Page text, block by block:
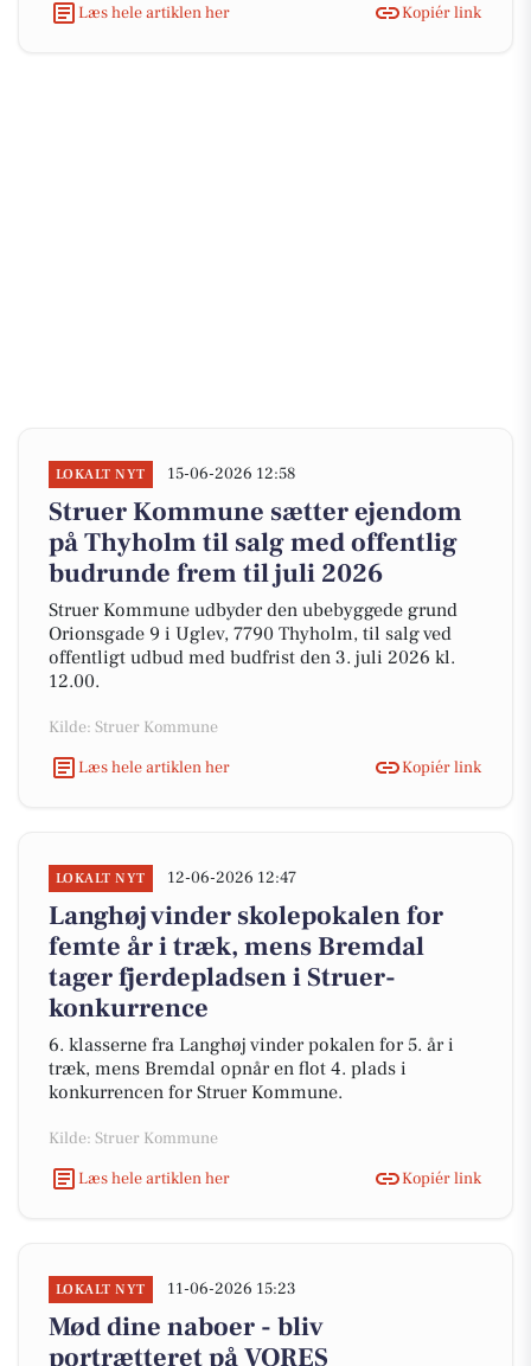
Læs hele artiklen her
Kopiér link
LOKALT NYT 15-06-2026 12:58
Struer Kommune sætter ejendom
på Thyholm til salg med offentlig
budrunde frem til juli 2026
Struer Kommune udbyder den ubebyggede grund
Orionsgade 9 i Uglev, 7790 Thyholm, til salg ved
offentligt udbud med budfrist den 3. juli 2026 kl.
12.00.
Kilde: Struer Kommune
Læs hele artiklen her
Kopiér link
LOKALT NYT 12-06-2026 12:47
Langhøj vinder skolepokalen for
femte år i træk, mens Bremdal
tager fjerdepladsen i Struer-
konkurrence
6. klasserne fra Langhøj vinder pokalen for 5. år i
træk, mens Bremdal opnår en flot 4. plads i
konkurrencen for Struer Kommune.
Kilde: Struer Kommune
Læs hele artiklen her
Kopiér link
LOKALT NYT 11-06-2026 15:23
Mød dine naboer - bliv
portrætteret på VORES